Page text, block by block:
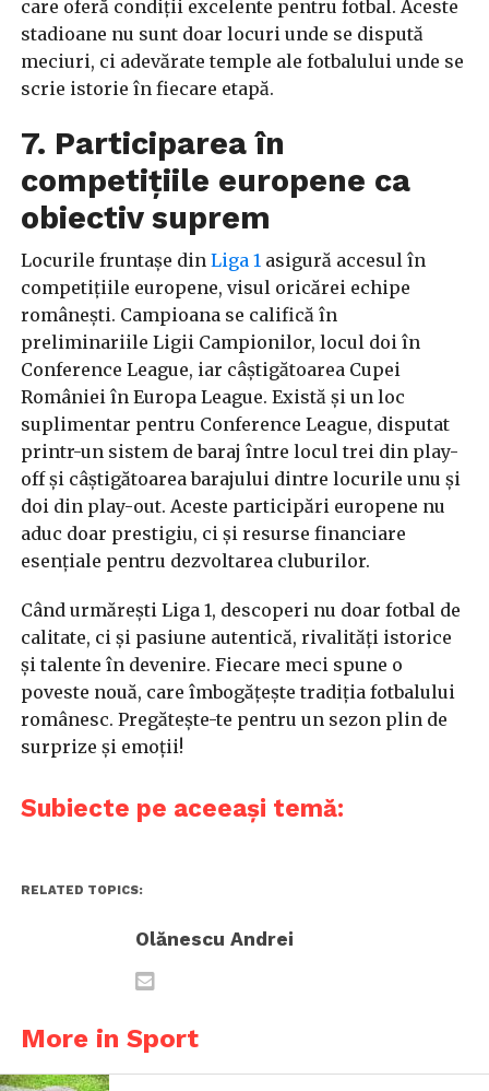
care oferă condiții excelente pentru fotbal. Aceste
stadioane nu sunt doar locuri unde se dispută
meciuri, ci adevărate temple ale fotbalului unde se
scrie istorie în fiecare etapă.
7. Participarea în
competițiile europene ca
obiectiv suprem
Locurile fruntașe din Liga 1 asigură accesul în
competițiile europene, visul oricărei echipe
românești. Campioana se califică în
preliminariile Ligii Campionilor, locul doi în
Conference League, iar câștigătoarea Cupei
României în Europa League. Există și un loc
suplimentar pentru Conference League, disputat
printr-un sistem de baraj între locul trei din play-
off și câștigătoarea barajului dintre locurile unu și
doi din play-out. Aceste participări europene nu
aduc doar prestigiu, ci și resurse financiare
esențiale pentru dezvoltarea cluburilor.
Când urmărești Liga 1, descoperi nu doar fotbal de
calitate, ci și pasiune autentică, rivalități istorice
și talente în devenire. Fiecare meci spune o
poveste nouă, care îmbogățește tradiția fotbalului
românesc. Pregătește-te pentru un sezon plin de
surprize și emoții!
Subiecte pe aceeași temă:
RELATED TOPICS:
Olănescu Andrei
More in Sport